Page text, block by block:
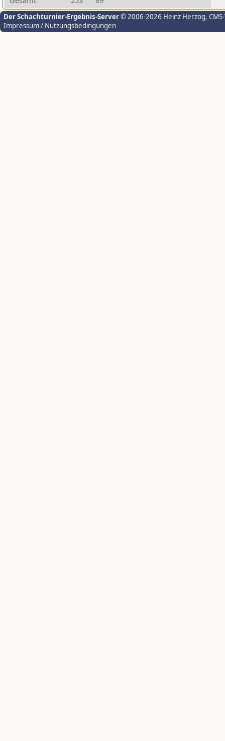
Der Schachturnier-Ergebnis-Server© 2006-2026 Heinz Herzog,
Impressum / Nutzungsbedingungen